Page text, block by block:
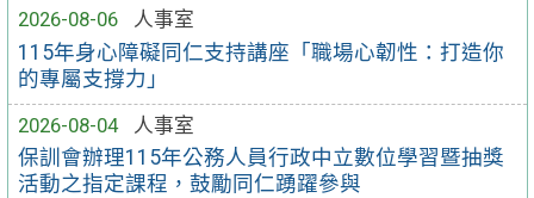
2026-08-06
人事室
115年身心障礙同仁支持講座「職場心韌性：打造你
的專屬支撐力」
2026-08-04
人事室
保訓會辦理115年公務人員行政中立數位學習暨抽獎
活動之指定課程，鼓勵同仁踴躍參與